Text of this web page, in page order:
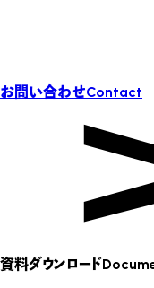
お問い合わせContact
資料ダウンロード